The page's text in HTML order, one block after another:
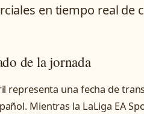
en tiempo real de
de la jornada
representa una fecha de
Mientras la LaLiga EA